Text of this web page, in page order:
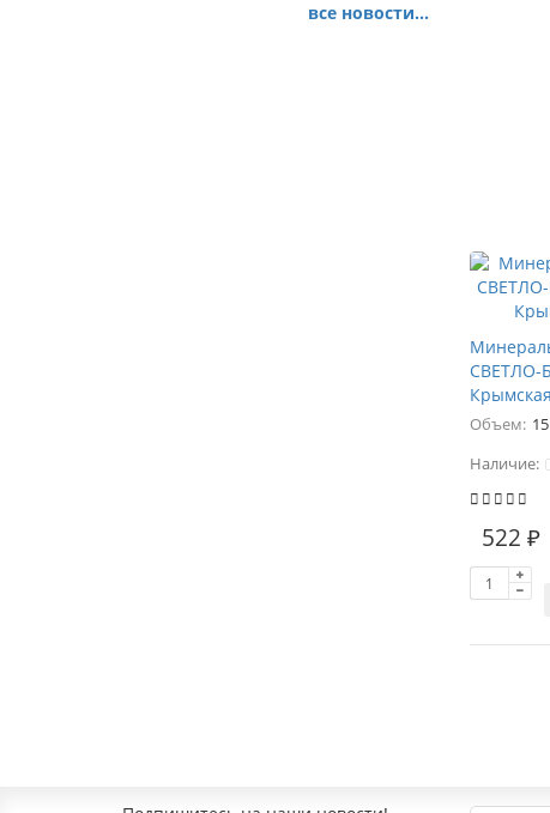
все новости...
СВЕТЛО-
Объем:
Наличие:
522 ₽